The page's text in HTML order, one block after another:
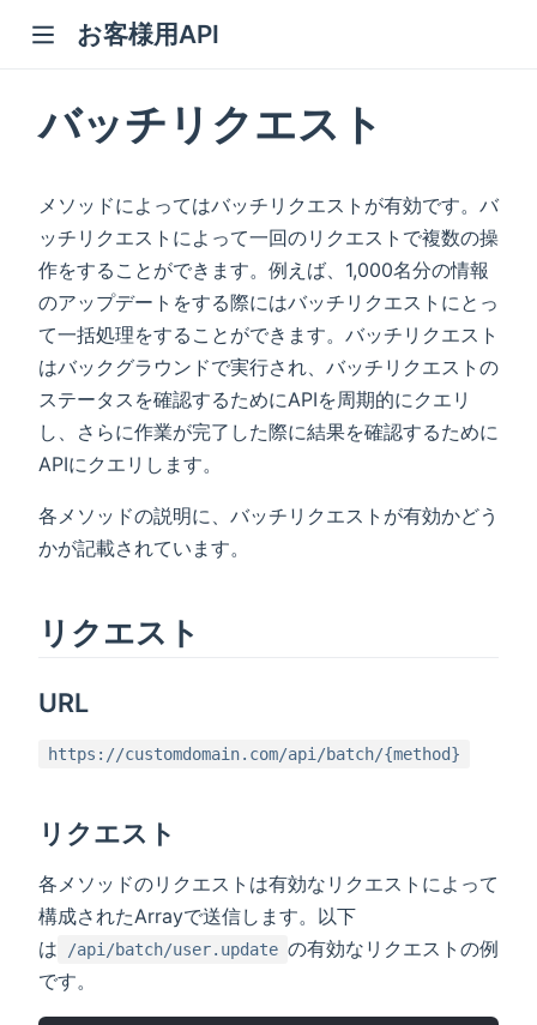
お客様用API
バッチリクエスト
メソッドによってはバッチリクエストが有効です。バ
ッチリクエストによって一回のリクエストで複数の操
作をすることができます。例えば、1,000名分の情報
のアップデートをする際にはバッチリクエストにとっ
て一括処理をすることができます。バッチリクエスト
はバックグラウンドで実行され、バッチリクエストの
ステータスを確認するためにAPIを周期的にクエリ
し、さらに作業が完了した際に結果を確認するために
APIにクエリします。
各メソッドの説明に、バッチリクエストが有効かどう
かが記載されています。
リクエスト
URL
https://customdomain.com/api/batch/{method}
リクエスト
各メソッドのリクエストは有効なリクエストによって
構成されたArrayで送信します。以下
は
/api/batch/user.update の有効なリクエストの例
です。